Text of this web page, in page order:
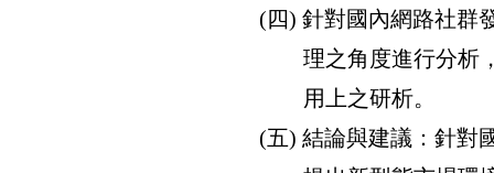
(四) 針對國內網路社群
理之角度進行分析，
用上之研析。
(五) 結論與建議：針對